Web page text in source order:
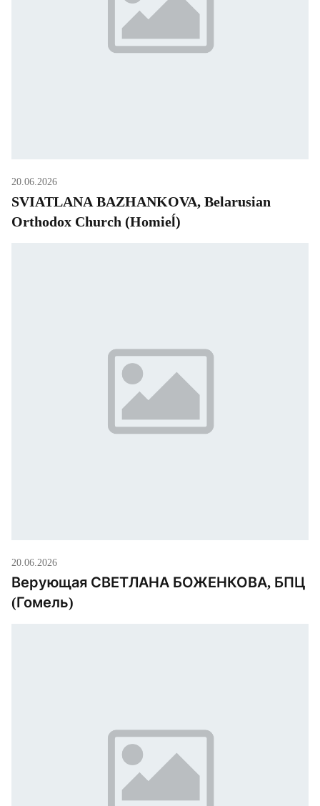
20.06.2026
SVIATLANA BAZHANKOVA, Belarusian
Orthodox Church (Homieĺ)
20.06.2026
Верующая СВЕТЛАНА БОЖЕНКОВА, БПЦ
(Гомель)